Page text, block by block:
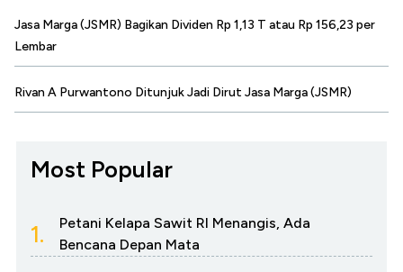
Jasa Marga (JSMR) Bagikan Dividen Rp 1,13 T atau Rp 156,23 per
Lembar
Rivan A Purwantono Ditunjuk Jadi Dirut Jasa Marga (JSMR)
Most Popular
1.
Petani Kelapa Sawit RI Menangis, Ada
Bencana Depan Mata